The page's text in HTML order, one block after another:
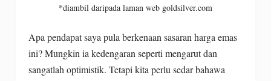
*diambil daripada laman web goldsilver.com
Apa pendapat saya pula berkenaan sasaran harga emas
ini? Mungkin ia kedengaran seperti mengarut dan
sangatlah optimistik. Tetapi kita perlu sedar bahawa